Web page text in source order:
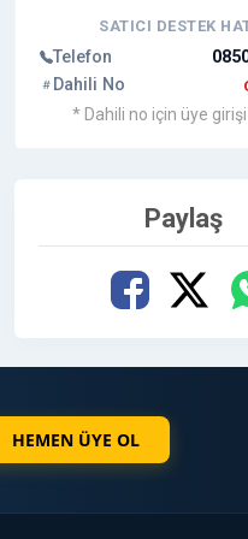
SATICI DESTEK
Telefon
Dahili No
* Dahili no için üye girişi
Paylaş
HEMEN ÜYE OL